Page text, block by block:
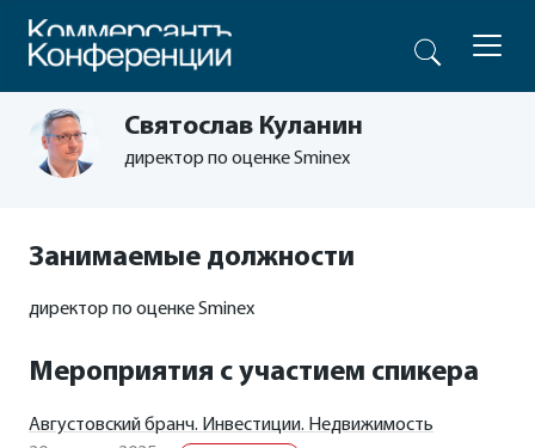
Святослав Куланин
директор по оценке Sminex
Занимаемые должности
директор по оценке Sminex
Мероприятия с участием спикера
Августовский бранч. Инвестиции. Недвижимость